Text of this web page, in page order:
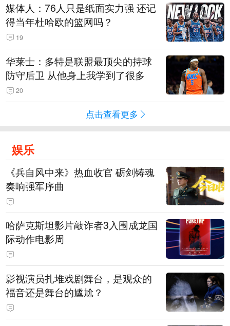
媒体人：76人只是纸面实力强 还记
得当年杜哈欧的篮网吗？
19
华莱士：多特是联盟最顶尖的持球
防守后卫 从他身上我学到了很多
20
点击查看更多
娱乐
《兵自风中来》热血收官 砺剑铸魂
奏响强军序曲
哈萨克斯坦影片敲诈者3入围成龙国
际动作电影周
影视演员扎堆戏剧舞台，是观众的
福音还是舞台的尴尬？